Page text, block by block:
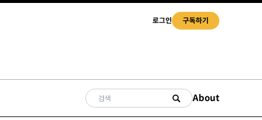
로그인 구독하기
About